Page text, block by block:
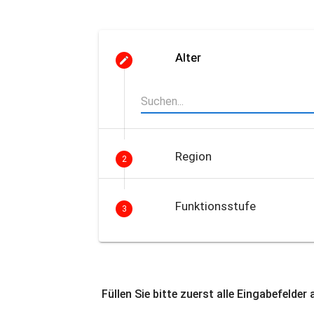
Alter
2 Region
3 Funktionsstufe
Füllen Sie bitte zuerst alle Eingabefelder